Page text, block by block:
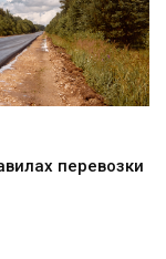
перевозки